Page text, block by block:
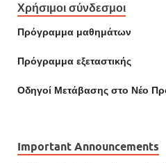
Χρήσιμοι σύνδεσμοι
Πρόγραμμα μαθημάτων
Πρόγραμμα εξεταστικής
Οδηγοί Mετάβασης στο Νέο
Important Announcements